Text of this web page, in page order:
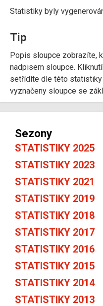
Statistiky byly
Tip
Popis sloupce zobrazíte,
nadpisem sloupce.
setřídíte dle této statistiky
vyznačeny sloupce se
Sezony
STATISTIKY 2025
STATISTIKY 2023
STATISTIKY 2021
STATISTIKY 2019
STATISTIKY 2018
STATISTIKY 2017
STATISTIKY 2016
STATISTIKY 2015
STATISTIKY 2014
STATISTIKY 2013